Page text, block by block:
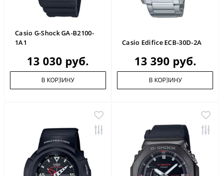
Casio G-Shock GA-B2100-
1A1
13 030 руб.
В КОРЗИНУ
Casio Edifice ECB-30D-2A
13 390 руб.
В КОРЗИНУ